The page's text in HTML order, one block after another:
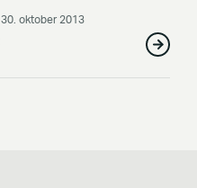
30. oktober 2013